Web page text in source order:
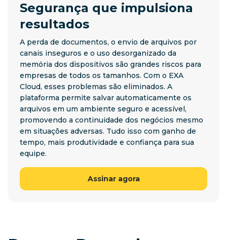
Segurança que impulsiona
resultados
A perda de documentos, o envio de arquivos por
canais inseguros e o uso desorganizado da
memória dos dispositivos são grandes riscos para
empresas de todos os tamanhos. Com o EXA
Cloud, esses problemas são eliminados. A
plataforma permite salvar automaticamente os
arquivos em um ambiente seguro e acessível,
promovendo a continuidade dos negócios mesmo
em situações adversas. Tudo isso com ganho de
tempo, mais produtividade e confiança para sua
equipe.
Assinar agora